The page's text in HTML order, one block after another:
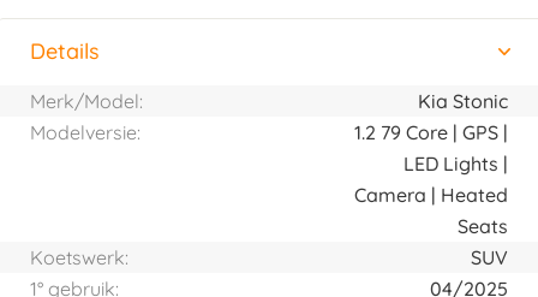
Horizontal tab group
Details
Merk/Model:
Kia Stonic
Modelversie:
1.2 79 Core | GPS |
LED Lights |
Camera | Heated
Seats
Koetswerk:
SUV
1° gebruik:
04/2025